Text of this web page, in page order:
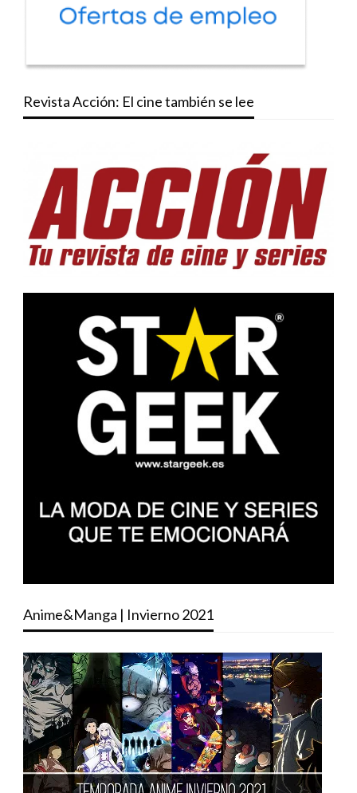
Revista Acción: El cine también se lee
Anime&Manga | Invierno 2021